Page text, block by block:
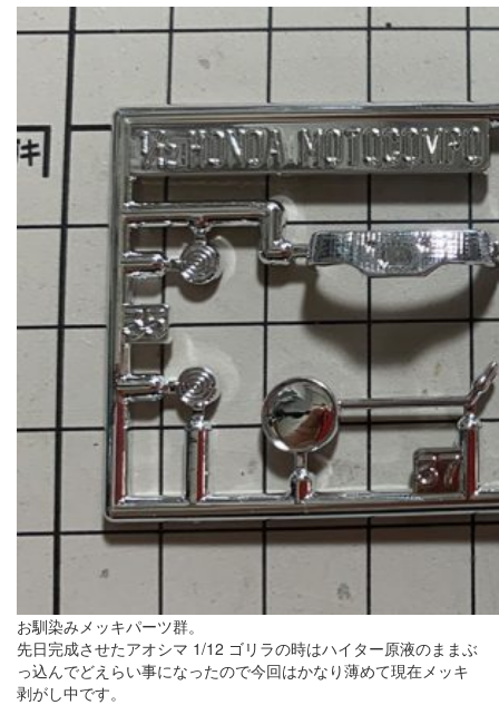
お馴染みメッキパーツ群。
先日完成させたアオシマ 1/12 ゴリラの時はハイター原液のままぶ
っ込んでどえらい事になったので今回はかなり薄めて現在メッキ
剥がし中です。